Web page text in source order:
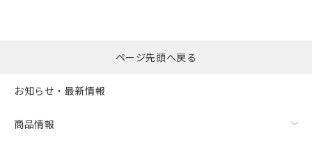
括ダウンロード
ページ先頭へ戻る
お知らせ・最新情報
商品情報